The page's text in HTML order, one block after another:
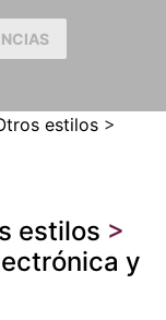
estilos >
estilos >
y